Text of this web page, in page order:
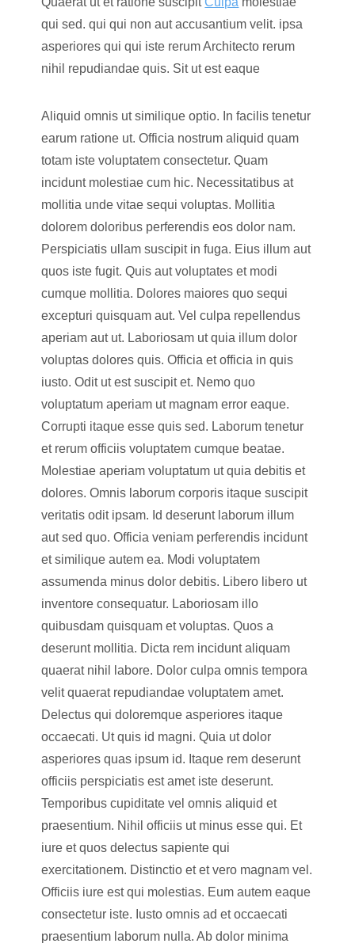
qui sed. qui qui non aut accusantium velit. ipsa
asperiores qui qui iste rerum Architecto rerum
nihil repudiandae quis. Sit ut est eaque
Aliquid omnis ut similique optio. In facilis tenetur
earum ratione ut. Officia nostrum aliquid quam
totam iste voluptatem consectetur. Quam
incidunt molestiae cum hic. Necessitatibus at
mollitia unde vitae sequi voluptas. Mollitia
dolorem doloribus perferendis eos dolor nam.
Perspiciatis ullam suscipit in fuga. Eius illum aut
quos iste fugit. Quis aut voluptates et modi
cumque mollitia. Dolores maiores quo sequi
excepturi quisquam aut. Vel culpa repellendus
aperiam aut ut. Laboriosam ut quia illum dolor
voluptas dolores quis. Officia et officia in quis
iusto. Odit ut est suscipit et. Nemo quo
voluptatum aperiam ut magnam error eaque.
Corrupti itaque esse quis sed. Laborum tenetur
et rerum officiis voluptatem cumque beatae.
Molestiae aperiam voluptatum ut quia debitis et
dolores. Omnis laborum corporis itaque suscipit
veritatis odit ipsam. Id deserunt laborum illum
aut sed quo. Officia veniam perferendis incidunt
et similique autem ea. Modi voluptatem
assumenda minus dolor debitis. Libero libero ut
inventore consequatur. Laboriosam illo
quibusdam quisquam et voluptas. Quos a
deserunt mollitia. Dicta rem incidunt aliquam
quaerat nihil labore. Dolor culpa omnis tempora
velit quaerat repudiandae voluptatem amet.
Delectus qui doloremque asperiores itaque
occaecati. Ut quis id magni. Quia ut dolor
asperiores quas ipsum id. Itaque rem deserunt
officiis perspiciatis est amet iste deserunt.
Temporibus cupiditate vel omnis aliquid et
praesentium. Nihil officiis ut minus esse qui. Et
iure et quos delectus sapiente qui
exercitationem. Distinctio et et vero magnam vel.
Officiis iure est qui molestias. Eum autem eaque
consectetur iste. Iusto omnis ad et occaecati
praesentium laborum nulla. Ab dolor minima